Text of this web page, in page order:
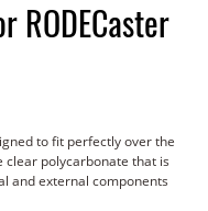
RODECaster
to fit perfectly over the
clear polycarbonate that is
and external components